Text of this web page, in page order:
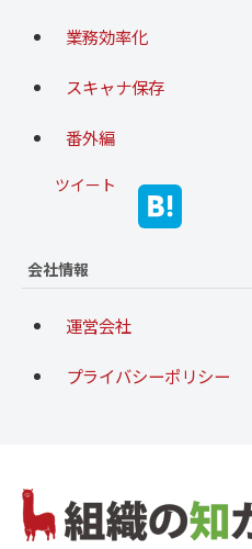
業務効率化
スキャナ保存
番外編
ツイート
会社情報
運営会社
プライバシーポリシー